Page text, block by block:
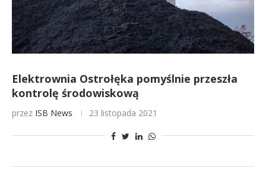
Elektrownia Ostrołęka pomyślnie przeszła
kontrolę środowiskową
przez ISB News 23 listopada 2021